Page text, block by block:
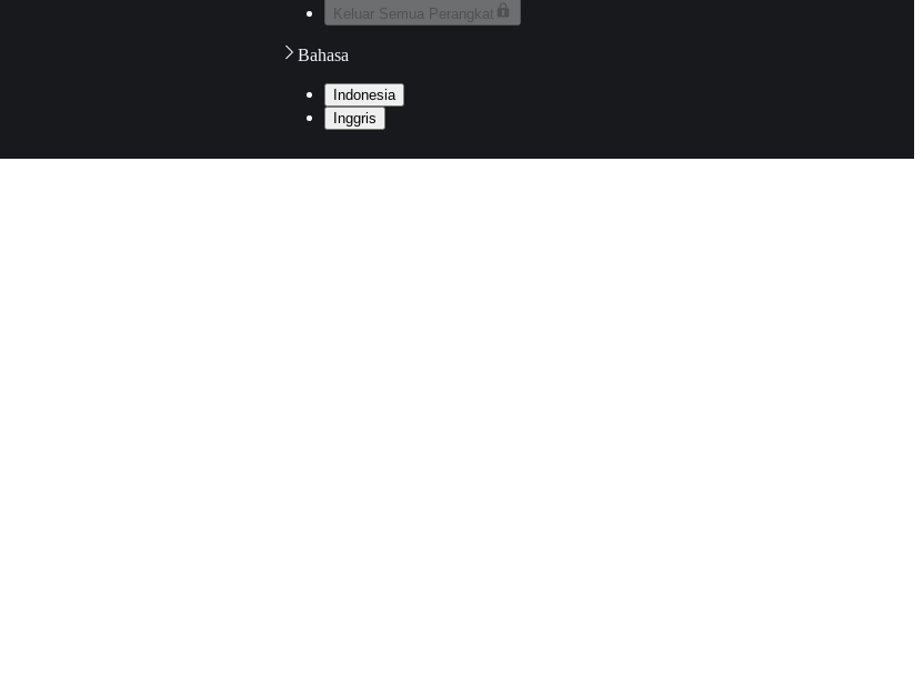
Keluar Semua Perangkat
Bahasa
Indonesia
Inggris